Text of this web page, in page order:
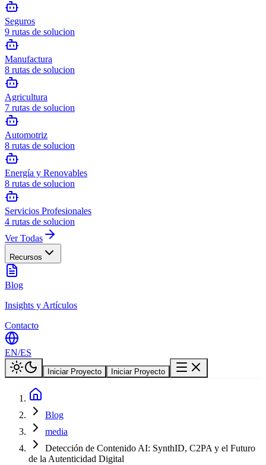
Seguros
9 rutas de solucion
Manufactura
8 rutas de solucion
Agricultura
7 rutas de solucion
Automotriz
8 rutas de solucion
Energía y Renovables
8 rutas de solucion
Servicios Profesionales
4 rutas de solucion
Ver Todas
Recursos
Blog
Insights y Artículos
Contacto
EN/ES
Iniciar Proyecto Iniciar Proyecto
Blog
media
Detección de Contenido AI: SynthID, C2PA y el Futuro
de la Autenticidad Digital